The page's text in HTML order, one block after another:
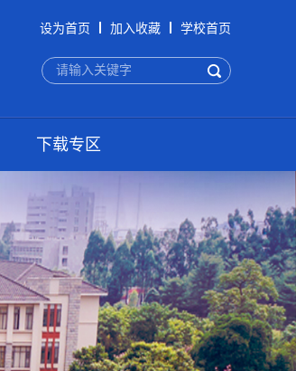
设为首页 加入收藏 学校首页
下载专区